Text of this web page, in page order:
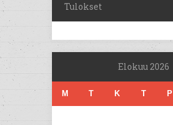
Tulokset
Elokuu 2026
M T K T P